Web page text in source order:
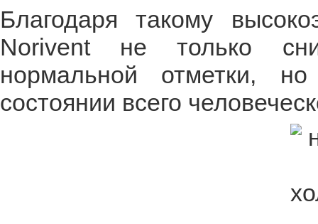
Благодаря такому
Norivent не только
нормальной отметки,
состоянии всего